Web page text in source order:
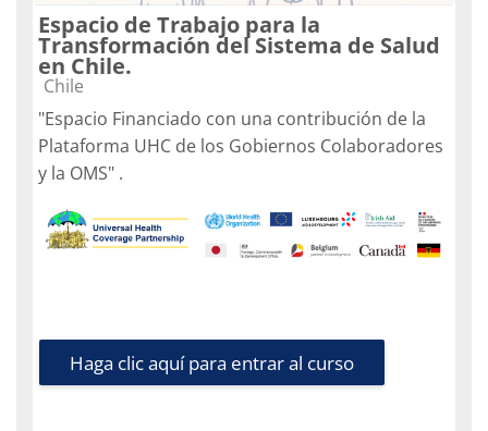
Espacio de Trabajo para la
Transformación del Sistema de Salud
en Chile.
Categoría de cursos
Chile
"Espacio Financiado con una contribución de la
Plataforma UHC de los Gobiernos Colaboradores
y la OMS" .
Haga clic aquí para entrar al curso